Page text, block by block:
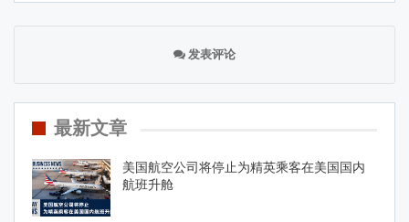
发表评论
最新文章
美国航空公司将停止为精英乘客在美国国内
航班升舱